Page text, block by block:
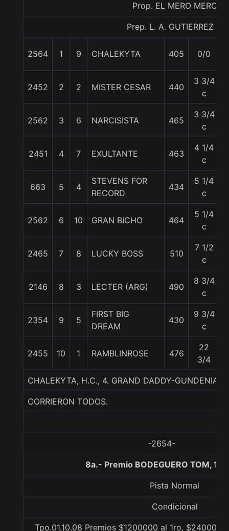
Prop. EL MERO MERO
Prep. L. A. GUTIERREZ P.
2564 1 9 CHALEKYTA 405 0/0
2452 2 2 MISTER CESAR 440
3 3/4
c
2562 3 6 NARCISISTA 465
3 3/4
c
2451 4 7 EXULTANTE 463
4 1/4
c
663 5 4
STEVENS FOR
RECORD
434
5 1/4
c
2562 6 10 GRAN BICHO 464
5 1/4
c
2465 7 8 LUCKY BOSS 510
7 1/2
c
2146 8 3 LECTER (ARG) 490
8 3/4
c
2354 9 5
FIRST BIG
DREAM
430
9 3/4
c
2455 10 1 RAMBLINROSE 476
22
3/4
CHALEKYTA, H.C., 4. GRAND DADDY-GUNDENIA-
CORRIERON TODOS.
-2654-
8a.- Premio BODEGUERO TOM,
Pista Normal
Condicional
Tpo.01.10.08 Premios $1200000 al 1ro, $240000